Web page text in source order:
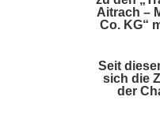
Aitrach –
Co. KG“
Seit
sich die
der